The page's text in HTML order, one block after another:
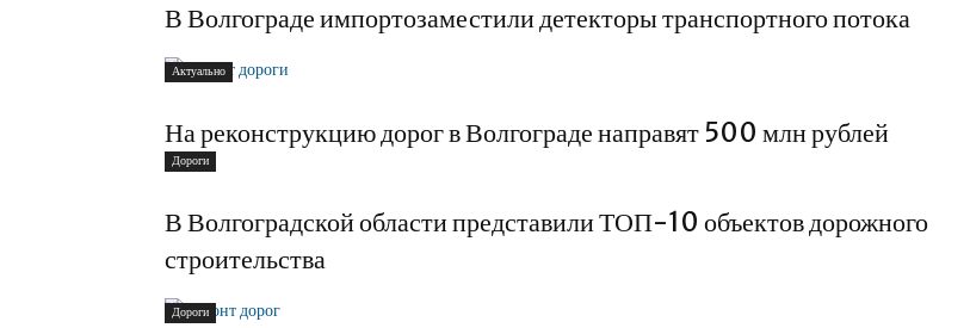
В Волгограде импортозаместили детекторы транспортного потока
Актуально
На реконструкцию дорог в Волгограде направят 500 млн рублей
Дороги
В Волгоградской области представили ТОП-10 объектов дорожного
строительства
Дороги